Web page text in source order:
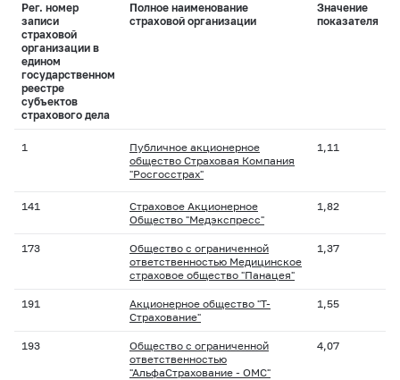
Рег. номер
записи
страховой
организации в
едином
государственном
реестре
субъектов
страхового дела
Полное наименование
страховой организации
Значение
показателя
1
Публичное акционерное
общество Страховая Компания
"Росгосстрах"
1,11
141
Страховое Акционерное
Общество "Медэкспресс"
1,82
173
Общество с ограниченной
ответственностью Медицинское
страховое общество "Панацея"
1,37
191
Акционерное общество "Т-
Страхование"
1,55
193
Общество с ограниченной
ответственностью
"АльфаСтрахование - ОМС"
4,07